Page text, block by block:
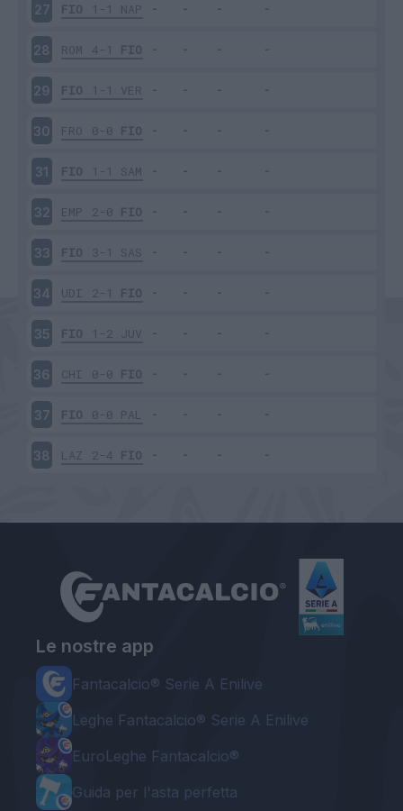
27 FIO 1-1 NAP
28 ROM 4-1 FIO
29 FIO 1-1 VER
30 FRO 0-0 FIO
31 FIO 1-1 SAM
32 EMP 2-0 FIO
33 FIO 3-1 SAS
34 UDI 2-1 FIO
35 FIO 1-2 JUV
36 CHI 0-0 FIO
37 FIO 0-0 PAL
38 LAZ 2-4 FIO
Le nostre app
Fantacalcio® Serie A Enilive
Leghe Fantacalcio® Serie A Enilive
EuroLeghe Fantacalcio®
Guida per l'asta perfetta